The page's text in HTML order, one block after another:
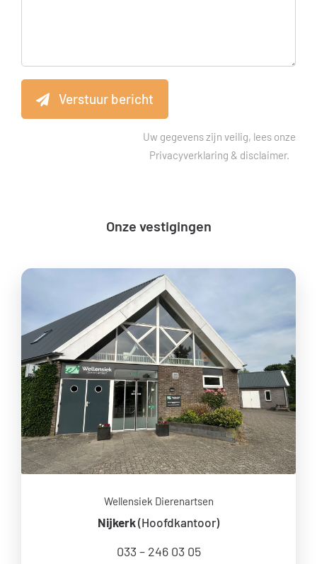
Verstuur bericht
Uw gegevens zijn veilig, lees onze
Privacyverklaring & disclaimer.
Onze vestigingen
Wellensiek Dierenartsen
Nijkerk(Hoofdkantoor)
033 – 246 03 05